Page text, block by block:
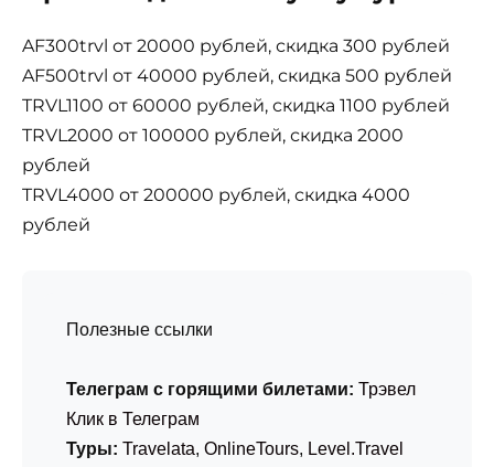
AF300trvl от 20000 рублей, скидка 300 рублей
AF500trvl от 40000 рублей, скидка 500 рублей
TRVL1100 от 60000 рублей, скидка 1100 рублей
TRVL2000 от 100000 рублей, скидка 2000
рублей
TRVL4000 от 200000 рублей, скидка 4000
рублей
Полезные ссылки
Телеграм с горящими билетами: Трэвел
Клик в Телеграм
Туры: Travelata, OnlineTours, Level.Travel